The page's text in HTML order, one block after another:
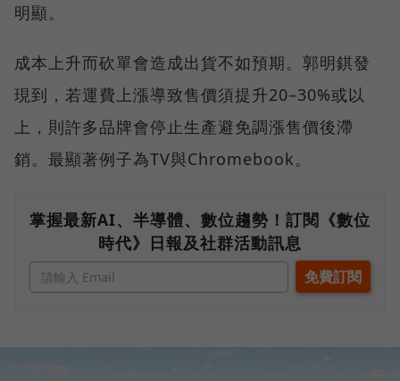
明顯。
成本上升而砍單會造成出貨不如預期。郭明錤發
現到，若運費上漲導致售價須提升20–30%或以
上，則許多品牌會停止生產避免調漲售價後滯
銷。最顯著例子為TV與Chromebook。
掌握最新AI、半導體、數位趨勢！訂閱《數位
時代》日報及社群活動訊息